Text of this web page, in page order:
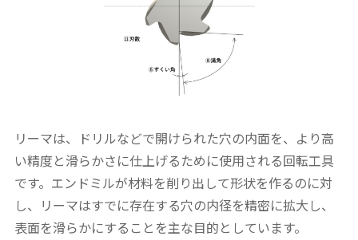
リーマは、ドリルなどで開けられた穴の内面を、より高
い精度と滑らかさに仕上げるために使用される回転工具
です。エンドミルが材料を削り出して形状を作るのに対
し、リーマはすでに存在する穴の内径を精密に拡大し、
表面を滑らかにすることを主な目的としています。